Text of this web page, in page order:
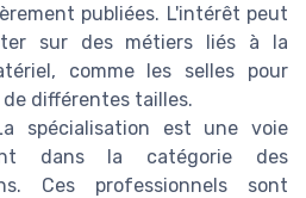
publiées. L'intérêt peut
sur des métiers liés à la
comme les selles pour
différentes tailles.
spécialisation est une voie
dans la catégorie des
Ces professionnels sont